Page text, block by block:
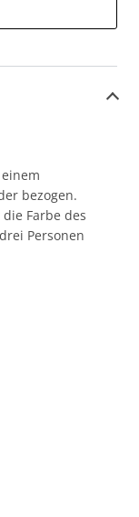
bezogen.
Farbe des
Personen